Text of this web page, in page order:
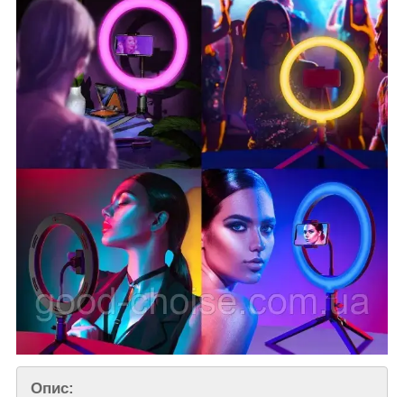
Опис: